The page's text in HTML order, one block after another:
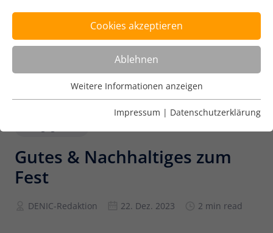
Gutes & Nachhaltiges zum
Fest
DENIC-Redaktion 22. Dez. 2023 2 min read
Cookies akzeptieren
Ablehnen
Nutzungsanalyse
Cookies zur Nutzungsanalyse ermöglichen es uns zu
Anbieter
Weitere Informationen anzeigen
Impressum | Datenschutzerklärung